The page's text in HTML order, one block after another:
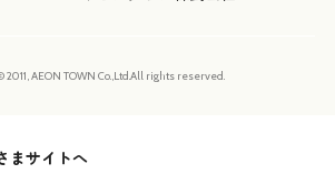
2011, AEON TOWN Co.,Ltd.All rights reserved.
まサイトへ